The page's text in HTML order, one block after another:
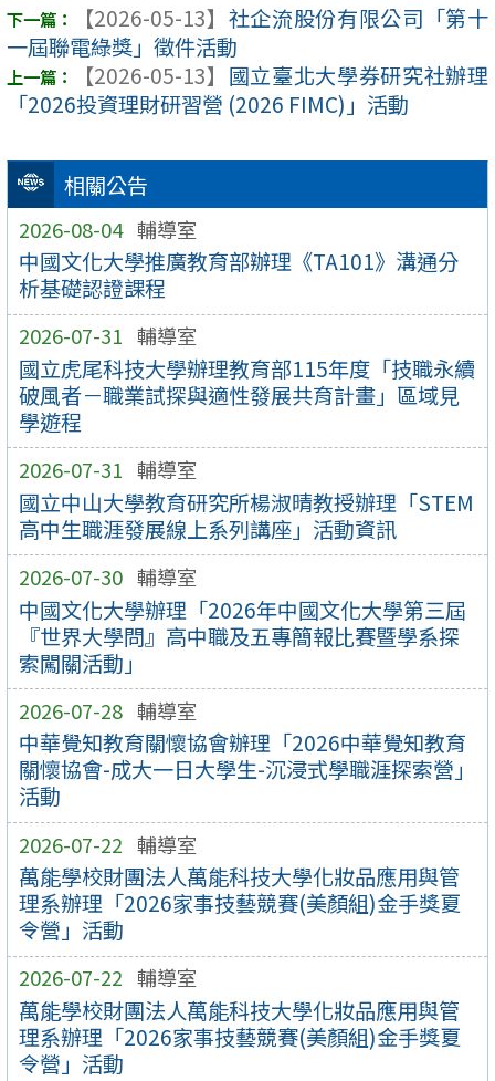
相關公告
2026-08-04 輔導室
中國文化大學推廣教育部辦理《TA101》溝通分
析基礎認證課程
2026-07-31 輔導室
國立虎尾科技大學辦理教育部115年度「技職永續
破風者－職業試探與適性發展共育計畫」區域見
學遊程
2026-07-31 輔導室
國立中山大學教育研究所楊淑晴教授辦理「STEM
高中生職涯發展線上系列講座」活動資訊
2026-07-30 輔導室
中國文化大學辦理「2026年中國文化大學第三屆
『世界大學問』高中職及五專簡報比賽暨學系探
索闖關活動」
2026-07-28 輔導室
中華覺知教育關懷協會辦理「2026中華覺知教育
關懷協會-成大一日大學生-沉浸式學職涯探索營」
活動
2026-07-22 輔導室
萬能學校財團法人萬能科技大學化妝品應用與管
理系辦理「2026家事技藝競賽(美顏組)金手獎夏
令營」活動
2026-07-22 輔導室
萬能學校財團法人萬能科技大學化妝品應用與管
理系辦理「2026家事技藝競賽(美顏組)金手獎夏
令營」活動
【2026-05-13】 社企流股份有限公司「第十
一屆聯電綠獎」徵件活動
【2026-05-13】 國立臺北大學券研究社辦理
「2026投資理財研習營 (2026 FIMC)」活動